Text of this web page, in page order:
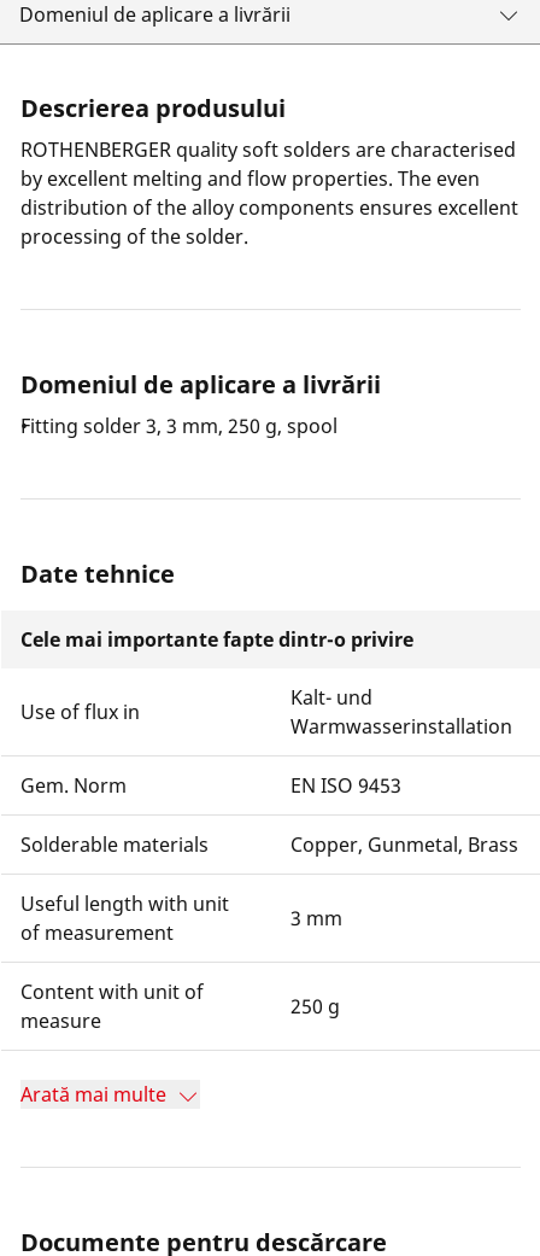
Domeniul de aplicare a livrării
Descrierea produsului
ROTHENBERGER quality soft solders are characterised
by excellent melting and flow properties. The even
distribution of the alloy components ensures excellent
processing of the solder.
Domeniul de aplicare a livrării
Fitting solder 3, 3 mm, 250 g, spool
Date tehnice
Cele mai importante fapte dintr-o privire
Use of flux in
Kalt- und
Warmwasserinstallation
Gem. Norm EN ISO 9453
Solderable materials Copper, Gunmetal, Brass
Useful length with unit
of measurement
3 mm
Content with unit of
measure
250 g
Arată mai multe
Documente pentru descărcare